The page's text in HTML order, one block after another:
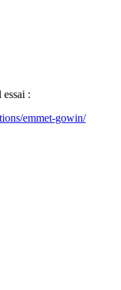
:
emmet-gowin/